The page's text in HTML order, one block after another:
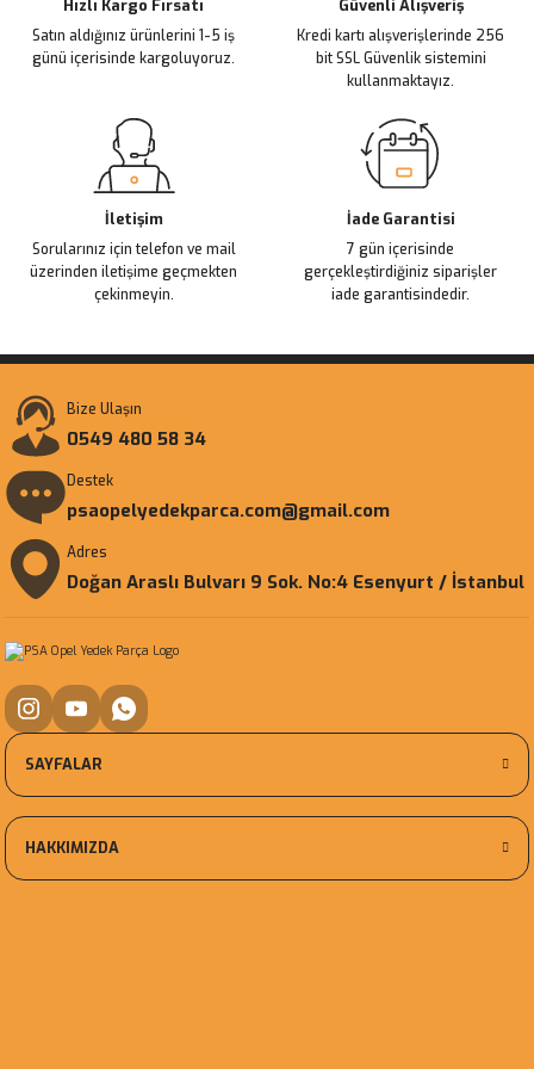
Ürün fiyatı diğer sitelerden daha pahalı.
Bu ürüne benzer farklı alternatifler olmalı.
Hızlı Kargo Fırsatı
Satın aldığınız ürünlerini 1-5 iş
günü içerisinde kargoluyoruz.
Güvenli Alışveriş
Kredi kartı alışverişlerinde 256
bit SSL Güvenlik sistemini
kullanmaktayız.
İletişim
Sorularınız için telefon ve mail
üzerinden iletişime geçmekten
çekinmeyin.
İade Garantisi
7 gün içerisinde
gerçekleştirdiğiniz siparişler
iade garantisindedir.
Bize Ulaşın
0549 480 58 34
Destek
psaopelyedekparca.com@gmail.com
Adres
Doğan Araslı Bulvarı 9 Sok. No:4 Esenyurt / İstanbul
SAYFALAR
HAKKIMIZDA